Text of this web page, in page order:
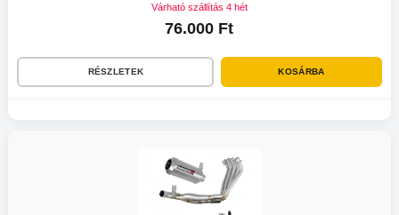
Várható szállítás 4 hét
76.000 Ft
RÉSZLETEK KOSÁRBA